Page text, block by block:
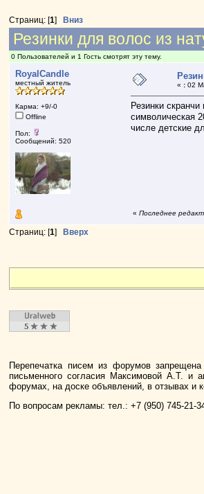
Страниц: [1] Вниз
Резинки для волос из
0 Пользователей и 1 Гость смотрят эту тему.
RoyalCandle
местный житель
Карма: +9/-0
Offline
Пол:
Сообщений: 520
« : 02
Резинки
символическая
числе детские
«Последнее
Страниц: [1] Вверх
Перепечатка писем из форумов
письменного согласия Максимовой А.Т. и
форумах, на доске объявлений, в отзывах и
По вопросам рекламы: тел.: +7 (950) 745-21-